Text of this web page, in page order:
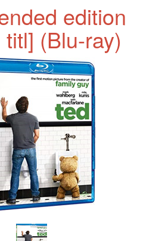
edition
(Blu-ray)